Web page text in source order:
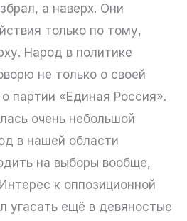
а наверх. Они
только по тому,
Народ в политике
не только о своей
партии «Единая Россия».
очень небольшой
в нашей области
на выборы вообще,
к оппозиционной
угасать ещё в девяностые